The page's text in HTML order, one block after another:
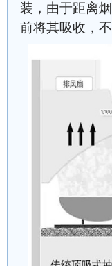
装，由于距离
前将其吸收，